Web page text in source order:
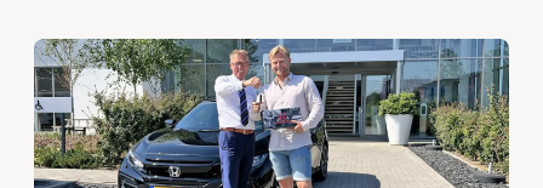
Over ons
Webshop